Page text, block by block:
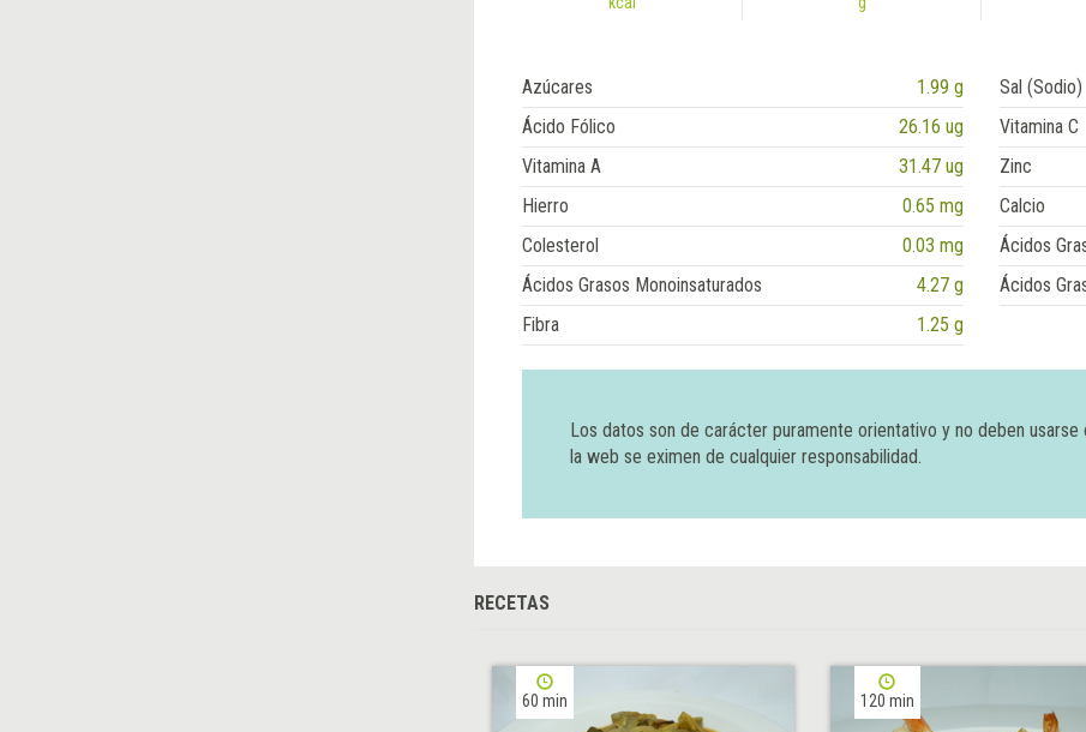
Azúcares 1.99 g Sal (Sodio)
Ácido Fólico
26.16 ug Vitamina C
Vitamina A
31.47 ug Zinc
Hierro
0.65 mg Calcio
Colesterol
0.03 mg Ácidos
Ácidos Grasos Monoinsaturados
4.27 g Ácidos
Fibra
1.25 g
Los datos son de carácter puramente orientativo y no deben
la web se eximen de cualquier responsabilidad.
RECETAS
60 min 120 min